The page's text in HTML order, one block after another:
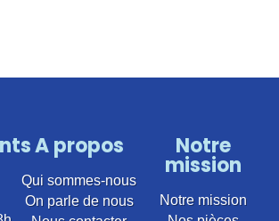
A propos
Qui sommes-nous
On parle de nous
Notre
mission
Notre mission